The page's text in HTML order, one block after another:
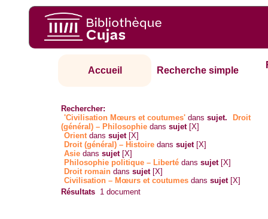
Accueil Recherche simple
Rechercher:
'Civilisation Mœurs et coutumes' danssujet.
Droit
(général) – Philosophie danssujet [X]
Orientdanssujet [X]
Droit (général) – Histoire danssujet [X]
Asie danssujet [X]
Philosophie politique – Liberté danssujet [X]
Droit romain danssujet [X]
Civilisation – Mœurs et coutumes danssujet [X]
Résultats 1 document